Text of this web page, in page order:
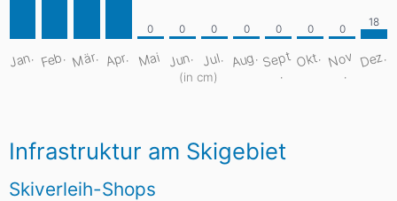
Jan. Feb. Mär. Apr. Mai Jun. Jul. Aug. S
e
pt
.
Okt. N
o
v
.
Dez.
(in cm)
Infrastruktur am Skigebiet
Skiverleih-Shops